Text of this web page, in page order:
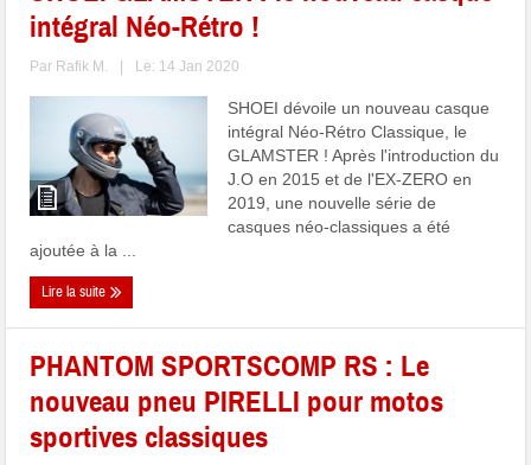
intégral Néo-Rétro !
Par Rafik M. Le: 14 Jan 2020
SHOEI dévoile un nouveau casque
intégral Néo-Rétro Classique, le
GLAMSTER ! Après l'introduction du
J.O en 2015 et de l'EX-ZERO en
2019, une nouvelle série de
casques néo-classiques a été
ajoutée à la ...
Lire la suite
PHANTOM SPORTSCOMP RS : Le
nouveau pneu PIRELLI pour motos
sportives classiques